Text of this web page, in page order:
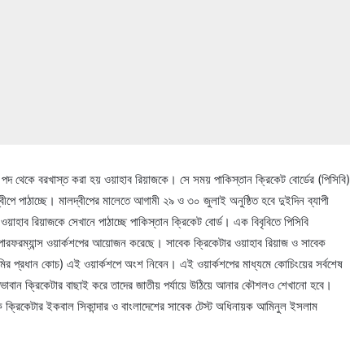
পদ থেকে বরখাস্ত করা হয় ওয়াহাব রিয়াজকে। সে সময় পাকিস্তান ক্রিকেট বোর্ডের (পিসিবি)
পাঠাচ্ছে। মালদ্বীপের মালেতে আগামী ২৯ ও ৩০ জুলাই অনুষ্ঠিত হবে দুইদিন ব্যাপী
রিয়াজকে সেখানে পাঠাচ্ছে পাকিস্তান ক্রিকেট বোর্ড। এক বিবৃবিতে পিসিবি
ওয়ার্কশপের আয়োজন করেছে। সাবেক ক্রিকেটার ওয়াহাব রিয়াজ ও সাবেক
প্রধান কোচ) এই ওয়ার্কশপে অংশ নিবেন। এই ওয়ার্কশপের মাধ্যমে কোচিংয়ের সর্বশেষ
ক্রিকেটার বাছাই করে তাদের জাতীয় পর্যায়ে উঠিয়ে আনার কৌশলও শেখানো হবে।
ইকবাল সিকান্দার ও বাংলাদেশের সাবেক টেস্ট অধিনায়ক আমিনুল ইসলাম